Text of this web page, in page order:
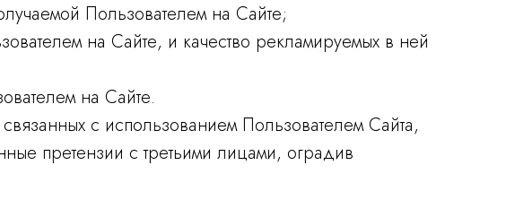
Пользователем на Сайте;
на Сайте, и качество рекламируемых в ней
на Сайте.
с использованием Пользователем Сайта,
претензии с третьими лицами, оградив